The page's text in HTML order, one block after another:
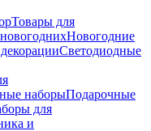
Товары для
Новогодние
Светодиодные
наборыПодарочные
для
и